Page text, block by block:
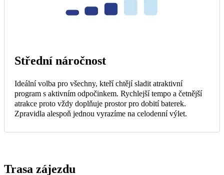
Střední náročnost
Ideální volba pro všechny, kteří chtějí sladit atraktivní
program s aktivním odpočinkem. Rychlejší tempo a četnější
atrakce proto vždy doplňuje prostor pro dobití baterek.
Zpravidla alespoň jednou vyrazíme na celodenní výlet.
Trasa zájezdu